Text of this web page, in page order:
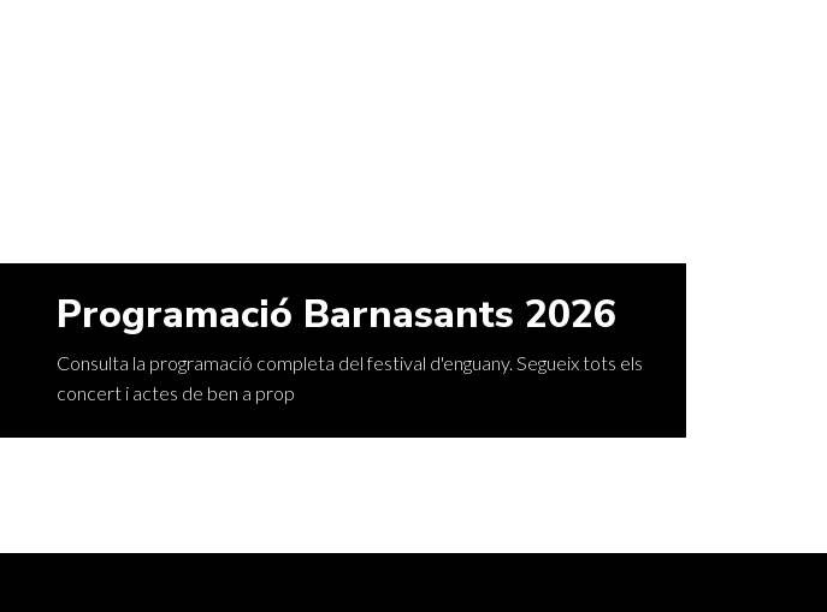
Programació Barnasants 2026
Consulta la programació completa del festival d'enguany. Segueix tots els
concert i actes de ben a prop